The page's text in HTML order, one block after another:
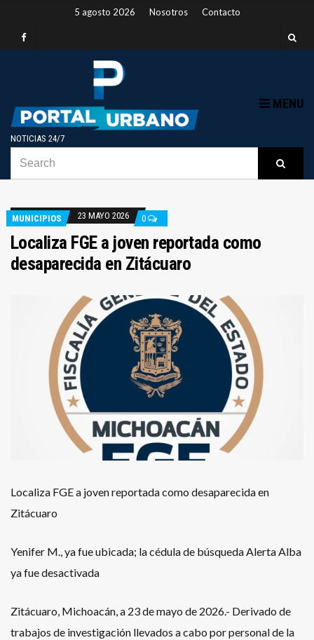
5 agosto 2026 Nosotros Contacto
NOTICIAS 24/7
MENU
MUNICIPIOS 23 MAYO 2026 0
Localiza FGE a joven reportada como
desaparecida en Zitácuaro
Localiza FGE a joven reportada como desaparecida en
Zitácuaro
Yenifer M., ya fue ubicada; la cédula de búsqueda Alerta Alba
ya fue desactivada
Zitácuaro, Michoacán, a 23 de mayo de 2026.- Derivado de
trabajos de investigación llevados a cabo por personal de la